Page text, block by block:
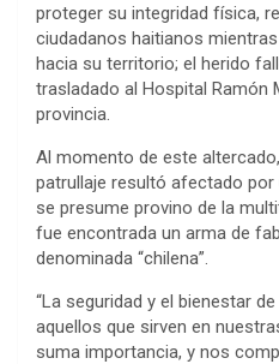
proteger su integridad física,
ciudadanos haitianos
hacia su territorio; el herido
trasladado al Hospital Ramón
provincia.
Al momento de este
patrullaje resultó afectado
se presume provino de la
fue encontrada un arma de
denominada “chilena”.
“La seguridad y el bienestar
aquellos que sirven en
suma importancia, y nos